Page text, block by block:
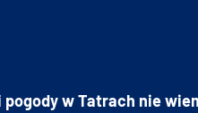
w Tatrach nie